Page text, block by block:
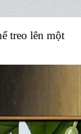
treo lên một